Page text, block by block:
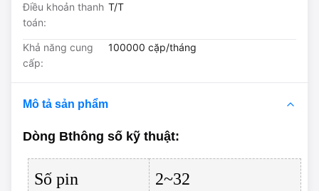
Điều khoản thanh
toán:
T/T
Khả năng cung
cấp:
100000 cặp/tháng
Mô tả sản phẩm
Dòng Bthông số kỹ thuật:
Số pin 2~32